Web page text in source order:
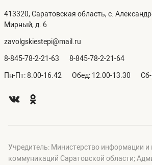
413320, Саратовская область, с.
Мирный, д. 6
zavolgskiestepi@mail.ru
8-845-78-2-21-63 8-845-78-2-21-64
Пн-Пт: 8.00-16.42 Обед: 12.00-13.30
Учредитель: Министерство информации
коммуникаций Саратовской области;